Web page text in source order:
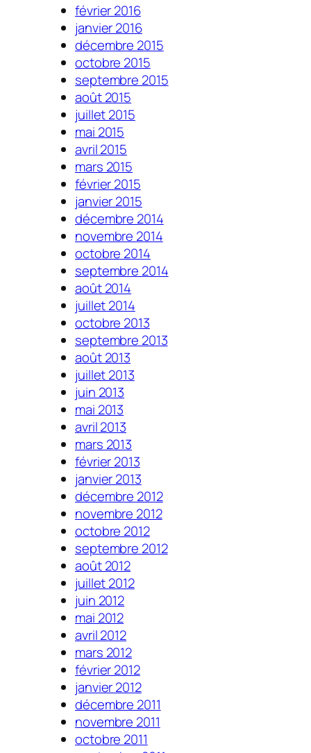
février 2016
janvier 2016
décembre 2015
octobre 2015
septembre 2015
août 2015
juillet 2015
mai 2015
avril 2015
mars 2015
février 2015
janvier 2015
décembre 2014
novembre 2014
octobre 2014
septembre 2014
août 2014
juillet 2014
octobre 2013
septembre 2013
août 2013
juillet 2013
juin 2013
mai 2013
avril 2013
mars 2013
février 2013
janvier 2013
décembre 2012
novembre 2012
octobre 2012
septembre 2012
août 2012
juillet 2012
juin 2012
mai 2012
avril 2012
mars 2012
février 2012
janvier 2012
décembre 2011
novembre 2011
octobre 2011